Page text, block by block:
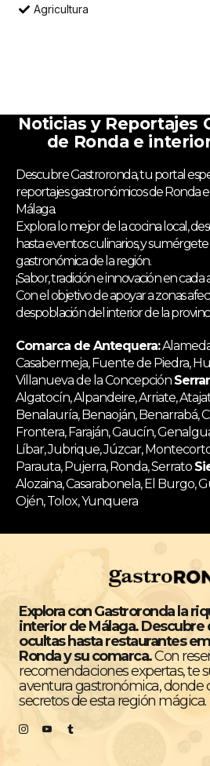
Agricultura
Noticias y Reportajes
de Ronda e
Descubre Gastroronda, tu portal
reportajes gastronómicos de Ronda
Málaga.
Explora lo mejor de la cocina local,
hasta eventos culinarios, y
gastronómica de la región.
¡Sabor, tradición e innovación en cada
Con el objetivo de apoyar a zonas
despoblación del interior de la
Comarca de Antequera:
Casabermeja, Fuente de Piedra,
Villanueva de la Concepción
Algatocín, Alpandeire, Arriate,
Benalauría, Benaoján, Benarrabá,
Frontera, Faraján, Gaucín,
Líbar, Jubrique, Júzcar,
Parauta, Pujerra, Ronda, Serrato
Alozaina, Casarabonela, El Burgo,
Ojén, Tolox, Yunquera
Explora con Gastroronda la
interior de Málaga. Descubre
ocultas hasta restaurantes
Ronda y su comarca.Con
recomendaciones expertas, te
aventura gastronómica, donde
secretos de esta región mágica.